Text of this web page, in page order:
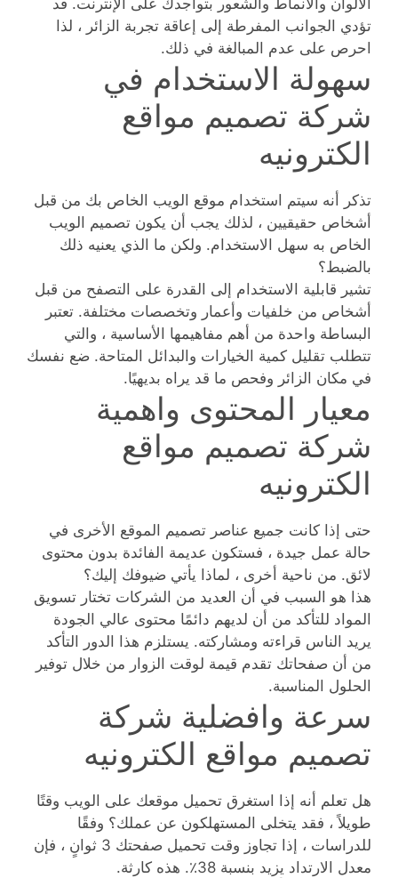
الألوان والأنماط والشعور بتواجدك على الإنترنت. قد
تؤدي الجوانب المفرطة إلى إعاقة تجربة الزائر ، لذا
احرص على عدم المبالغة في ذلك.
سهولة الاستخدام في
شركة تصميم مواقع
الكترونيه
تذكر أنه سيتم استخدام موقع الويب الخاص بك من قبل
أشخاص حقيقيين ، لذلك يجب أن يكون تصميم الويب
الخاص به سهل الاستخدام. ولكن ما الذي يعنيه ذلك
بالضبط؟
تشير قابلية الاستخدام إلى القدرة على التصفح من قبل
أشخاص من خلفيات وأعمار وتخصصات مختلفة. تعتبر
البساطة واحدة من أهم مفاهيمها الأساسية ، والتي
تتطلب تقليل كمية الخيارات والبدائل المتاحة. ضع نفسك
في مكان الزائر وفحص ما قد يراه بديهيًا.
معيار المحتوى واهمية
شركة تصميم مواقع
الكترونيه
حتى إذا كانت جميع عناصر تصميم الموقع الأخرى في
حالة عمل جيدة ، فستكون عديمة الفائدة بدون محتوى
لائق. من ناحية أخرى ، لماذا يأتي ضيوفك إليك؟
هذا هو السبب في أن العديد من الشركات تختار تسويق
المواد للتأكد من أن لديهم دائمًا محتوى عالي الجودة
يريد الناس قراءته ومشاركته. يستلزم هذا الدور التأكد
من أن صفحاتك تقدم قيمة لوقت الزوار من خلال توفير
الحلول المناسبة.
سرعة وافضلية شركة
تصميم مواقع الكترونيه
هل تعلم أنه إذا استغرق تحميل موقعك على الويب وقتًا
طويلاً ، فقد يتخلى المستهلكون عن عملك؟ وفقًا
للدراسات ، إذا تجاوز وقت تحميل صفحتك 3 ثوانٍ ، فإن
معدل الارتداد يزيد بنسبة 38٪. هذه كارثة.